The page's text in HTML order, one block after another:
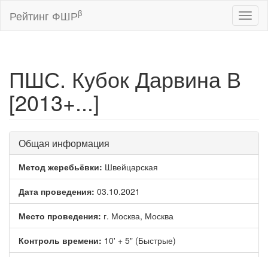
Рейтинг ФШРβ
ПШС. Кубок Дарвина В
[2013+...]
Общая информация
Метод жеребьёвки: Швейцарская
Дата проведения: 03.10.2021
Место проведения: г. Москва, Москва
Контроль времени: 10' + 5" (Быстрые)